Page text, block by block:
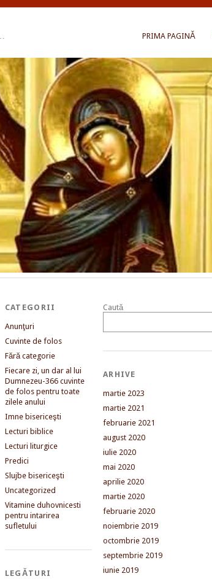
PRIMA PAGINĂ
CATEGORII
Anunţuri
Cuvinte de folos
Fără categorie
Fiecare zi, un dar al lui
Dumnezeu-366 cuvinte
de folos pentru toate
zilele anului
Imne bisericeşti
Lecturi biblice
Lecturi liturgice
Predici
Slujbe bisericeşti
Uncategorized
Vitamine duhovnicesti
pentru intarirea
sufletului
LEGĂTURI
Caută
ARHIVE
martie 2023
martie 2021
februarie 2021
august 2020
iulie 2020
mai 2020
aprilie 2020
martie 2020
februarie 2020
noiembrie 2019
octombrie 2019
septembrie 2019
iunie 2019